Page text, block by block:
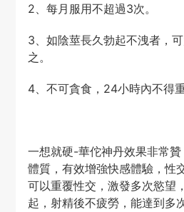
2、每月服用不超過3次。
3、如陰莖長久勃起不洩者，
之。
4、不可貪食，24小時內不得重
一想就硬-華佗神丹效果非常
體質，有效增強快感體驗，性
可以重覆性交，激發多次慾望
起，射精後不疲勞，能達到多